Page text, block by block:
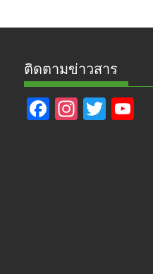
ติดตามข่าวสาร
F In T